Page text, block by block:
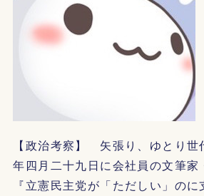
【政治考察】 矢張り、ゆとり世
年四月二十九日に会社員の文筆家
『立憲民主党が「ただしい」の